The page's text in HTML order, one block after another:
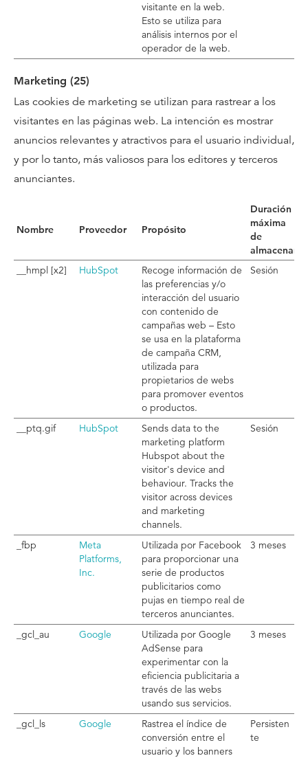
visitante en la web.
Esto se utiliza para
análisis internos por el
operador de la web.
Marketing (25)
Las cookies de marketing se utilizan para rastrear a los
visitantes en las páginas web. La intención es mostrar
anuncios relevantes y atractivos para el usuario individual,
y por lo tanto, más valiosos para los editores y terceros
anunciantes.
Nombre Proveedor Propósito
Duración
máxima
de
__hmpl [x2]
HubSpot
Recoge información de
las preferencias y/o
interacción del usuario
con contenido de
campañas web – Esto
se usa en la plataforma
de campaña CRM,
utilizada para
propietarios de webs
para promover eventos
o productos.
Sesión
__ptq.gif HubSpot
Sends data to the
marketing platform
Hubspot about the
visitor's device and
behaviour. Tracks the
visitor across devices
and marketing
channels.
Sesión
_fbp
Meta
Platforms,
Inc.
Utilizada por Facebook
para proporcionar una
serie de productos
publicitarios como
pujas en tiempo real de
terceros anunciantes.
3 meses
_gcl_au Google
Utilizada por Google
AdSense para
experimentar con la
eficiencia publicitaria a
través de las webs
usando sus servicios.
3 meses
_gcl_ls Google
Rastrea el índice de
conversión entre el
usuario y los banners
Persisten
te